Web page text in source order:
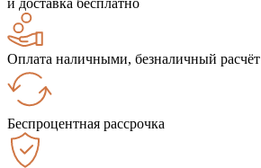
Оплата наличными, безналичный расчёт
Беспроцентная рассрочка